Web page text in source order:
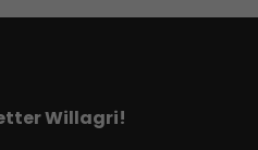
Willagri!